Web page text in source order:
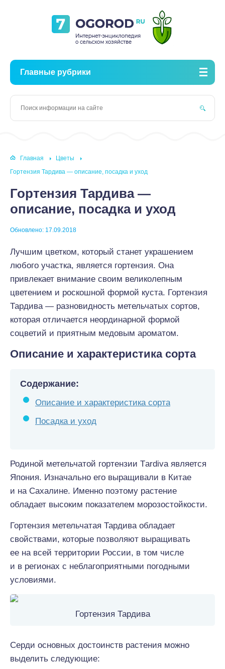
Главные рубрики
Главная
Цветы
Гортензия Тардива — описание, посадка и уход
Гортензия Тардива —
описание, посадка и уход
Обновлено: 17.09.2018
Лучшим цветком, который станет украшением
любого участка, является гортензия. Она
привлекает внимание своим великолепным
цветением и роскошной формой куста. Гортензия
Тардива — разновидность метельчатых сортов,
которая отличается неординарной формой
соцветий и приятным медовым ароматом.
Описание и характеристика сорта
Содержание:
Описание и характеристика сорта
Посадка и уход
Родиной метельчатой гортензии Тardiva является
Япония. Изначально его выращивали в Китае
и на Сахалине. Именно поэтому растение
обладает высоким показателем морозостойкости.
Гортензия метельчатая Тардива обладает
свойствами, которые позволяют выращивать
ее на всей территории России, в том числе
и в регионах с неблагоприятными погодными
условиями.
Гортензия Тардива
Серди основных достоинств растения можно
выделить следующие: